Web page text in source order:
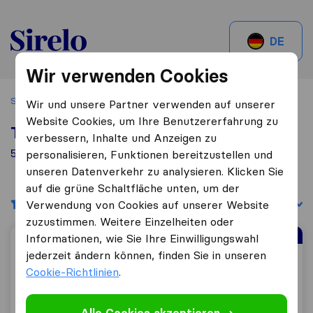
Sirelo.ch
DE
Startseite Beste Umzugsfirmen in der Nähe Carouge
Top 10 Umzugs​unternehmen in Carouge
54 Umzugs​unternehmen gefunden in Carouge
Filter Sortieren nach:
Bestbewertetes Umzugsunternehmen
HDA Services
Wir verwenden Cookies
Wir und unsere Partner verwenden auf unserer
Website Cookies, um Ihre Benutzererfahrung zu
verbessern, Inhalte und Anzeigen zu
personalisieren, Funktionen bereitzustellen und
unseren Datenverkehr zu analysieren. Klicken Sie
auf die grüne Schaltfläche unten, um der
Verwendung von Cookies auf unserer Website
zuzustimmen. Weitere Einzelheiten oder
Informationen, wie Sie Ihre Einwilligungswahl
jederzeit ändern können, finden Sie in unseren
Cookie-Richtlinien.